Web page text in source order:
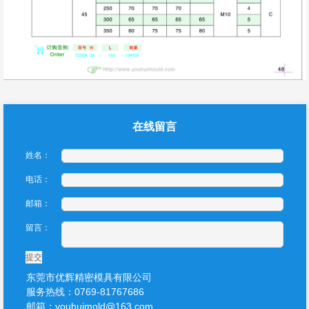
在线留言
姓名：
电话：
邮箱：
留言：
提交
东莞市优辉精密模具有限公司
服务热线：0769-81767686
邮箱：youhuimold@163.com